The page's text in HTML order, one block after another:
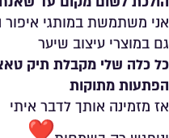
אני משתמשת במותגי איפור
גם במוצרי עיצוב שיער
כל כלה שלי מקבלת תיק
הפתעות מתוקות
אז מזמינה אותך לדבר איתי